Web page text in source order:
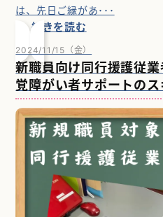
は、先日ご縁があ･･･
続きを読む
2024/11/15（金）
新職員向け同行援護従
覚障がい者サポートの